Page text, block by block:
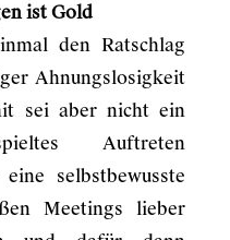
ist Gold
den Ratschlag
Ahnungslosigkeit
sei aber nicht ein
Auftreten
selbstbewusste
Meetings lieber